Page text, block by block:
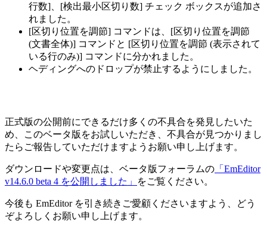
行数]、[検出最小区切り数] チェック ボックスが追加さ
れました。
[区切り位置を調節] コマンドは、[区切り位置を調節
(文書全体)] コマンドと [区切り位置を調節 (表示されて
いる行のみ)] コマンドに分かれました。
ヘディングへのドロップが禁止するようにしました。
正式版の公開前にできるだけ多くの不具合を発見したいた
め、このベータ版をお試しいただき、不具合が見つかりまし
たらご報告していただけますようお願い申し上げます。
ダウンロードや変更点は、ベータ版フォーラムの 「EmEditor
v14.6.0 beta 4 を公開しました」
をご覧ください。
今後も EmEditor を引き続きご愛顧くださいますよう、どう
ぞよろしくお願い申し上げます。